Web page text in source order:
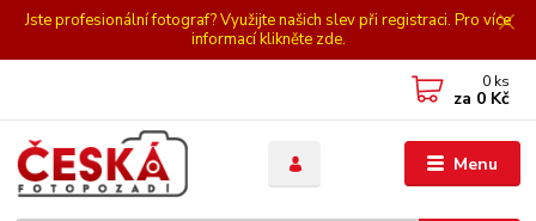
Jste profesionální fotograf? Využijte našich slev při registraci. Pro více
informací klikněte zde.
Menu
0 ks
za 0 Kč